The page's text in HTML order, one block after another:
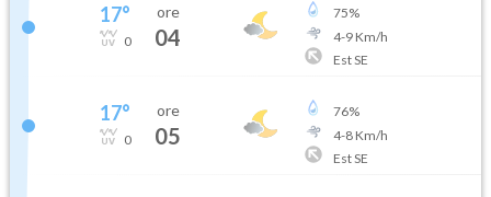
17°
0
ore
04
75%
4-9Km/h
Est SE
17°
0
ore
05
76%
4-8Km/h
Est SE